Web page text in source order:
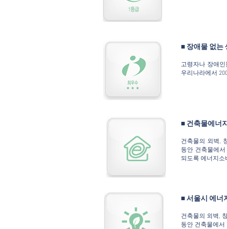
■ 장애물 없는
고령자나 장애
우리나라에서
■ 건축물에너
건축물의 외벽,
동안 건축물에
되도록 에너지
■ 서울시 에너
건축물의 외벽,
동안 건축물에